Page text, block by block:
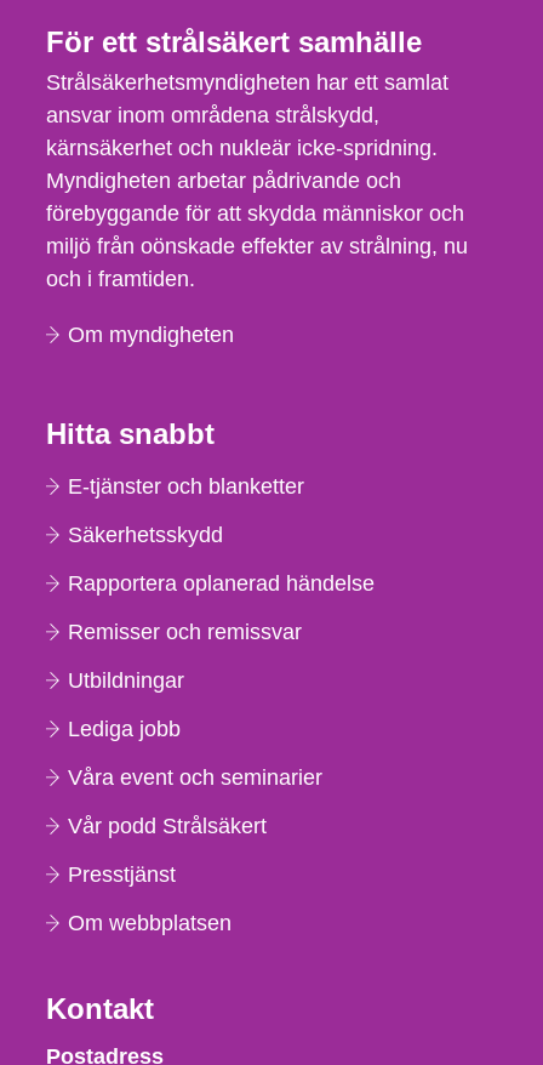
För ett strålsäkert samhälle
Strålsäkerhetsmyndigheten har ett samlat
ansvar inom områdena strålskydd,
kärnsäkerhet och nukleär icke-spridning.
Myndigheten arbetar pådrivande och
förebyggande för att skydda människor och
miljö från oönskade effekter av strålning, nu
och i framtiden.
Om myndigheten
Hitta snabbt
E-tjänster och blanketter
Säkerhetsskydd
Rapportera oplanerad händelse
Remisser och remissvar
Utbildningar
Lediga jobb
Våra event och seminarier
Vår podd Strålsäkert
Presstjänst
Om webbplatsen
Kontakt
Strålsäkerhetsmyndigheten
Postadress